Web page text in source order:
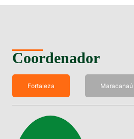
Coordenador
Fortaleza Maracanaú